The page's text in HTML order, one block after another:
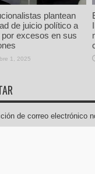
plantean
de juicio político a
por excesos en sus
1, 2025
de correo electrónico